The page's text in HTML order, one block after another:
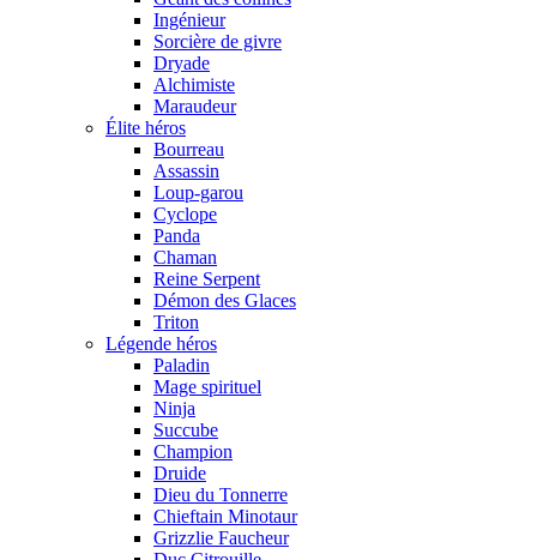
Ingénieur
Sorcière de givre
Dryade
Alchimiste
Maraudeur
Élite héros
Bourreau
Assassin
Loup-garou
Cyclope
Panda
Chaman
Reine Serpent
Démon des Glaces
Triton
Légende héros
Paladin
Mage spirituel
Ninja
Succube
Champion
Druide
Dieu du Tonnerre
Chieftain Minotaur
Grizzlie Faucheur